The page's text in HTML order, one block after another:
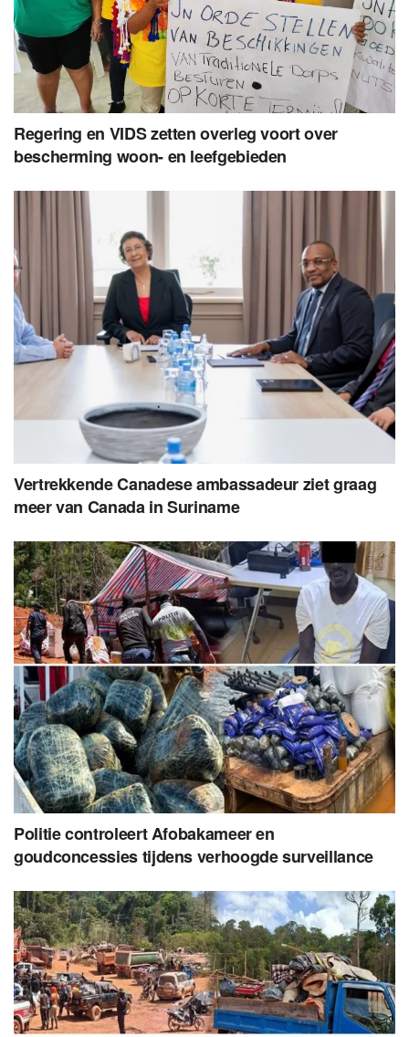
Regering en VIDS zetten overleg voort over
bescherming woon- en leefgebieden
Vertrekkende Canadese ambassadeur ziet graag
meer van Canada in Suriname
Politie controleert Afobakameer en
goudconcessies tijdens verhoogde surveillance